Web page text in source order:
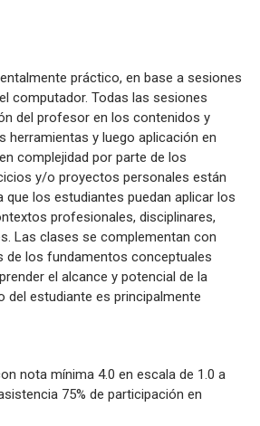
práctico, en base a sesiones
computador. Todas las sesiones
del profesor en los contenidos y
herramientas y luego aplicación en
complejidad por parte de los
y/o proyectos personales están
que los estudiantes puedan aplicar los
profesionales, disciplinares,
Las clases se complementan con
de los fundamentos conceptuales
el alcance y potencial de la
del estudiante es principalmente
nota mínima 4.0 en escala de 1.0 a
75% de participación en